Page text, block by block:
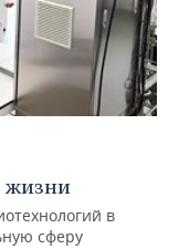
жизни
в
сферу